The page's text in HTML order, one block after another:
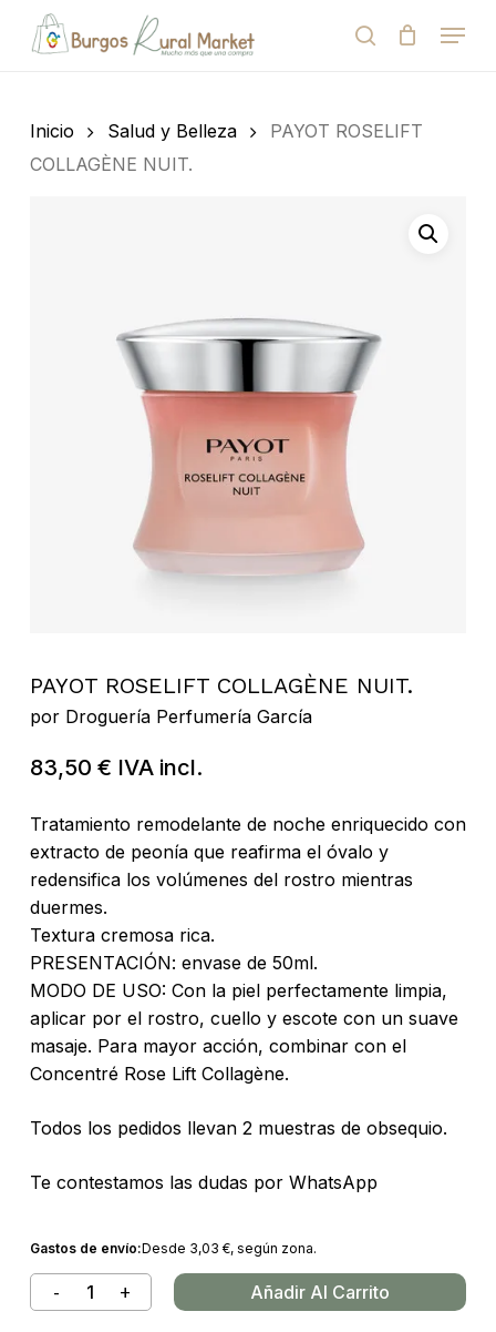
de
productos
search
Menu
Cart
Inicio Salud y Belleza
PAYOT ROSELIFT
COLLAGÈNE NUIT.
PAYOT ROSELIFT COLLAGÈNE NUIT.
por Droguería Perfumería García
83,50 € IVA incl.
Tratamiento remodelante de noche enriquecido con
extracto de peonía que reafirma el óvalo y
redensifica los volúmenes del rostro mientras
duermes.
Textura cremosa rica.
PRESENTACIÓN: envase de 50ml.
MODO DE USO: Con la piel perfectamente limpia,
aplicar por el rostro, cuello y escote con un suave
masaje. Para mayor acción, combinar con el
Concentré Rose Lift Collagène.
Todos los pedidos llevan 2 muestras de obsequio.
Te contestamos las dudas por WhatsApp
Gastos de envío:Desde 3,03 €, según zona.
Añadir Al Carrito